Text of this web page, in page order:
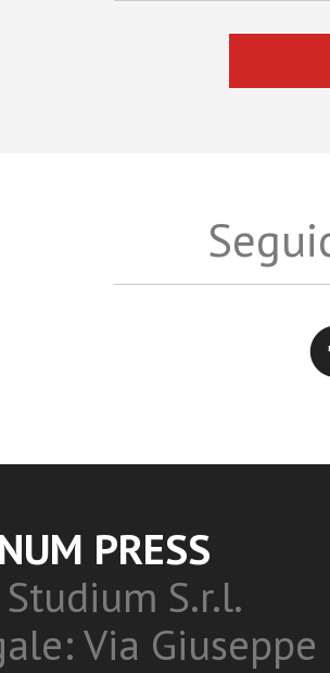
PRESS
S.r.l.
Via